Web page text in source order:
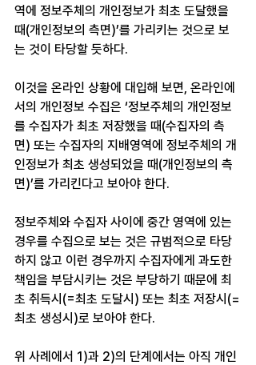
역에 정보주체의 개인정보가 최초 도달했을
때(개인정보의 측면)’를 가리키는 것으로 보
는 것이 타당할 듯하다.
이것을 온라인 상황에 대입해 보면, 온라인에
서의 개인정보 수집은 ‘정보주체의 개인정보
를 수집자가 최초 저장했을 때(수집자의 측
면) 또는 수집자의 지배영역에 정보주체의 개
인정보가 최초 생성되었을 때(개인정보의 측
면)’를 가리킨다고 보아야 한다.
정보주체와 수집자 사이에 중간 영역에 있는
경우를 수집으로 보는 것은 규범적으로 타당
하지 않고 이런 경우까지 수집자에게 과도한
책임을 부담시키는 것은 부당하기 때문에 최
초 취득시(=최초 도달시) 또는 최초 저장시(=
최초 생성시)로 보아야 한다.
위 사례에서 1)과 2)의 단계에서는 아직 개인